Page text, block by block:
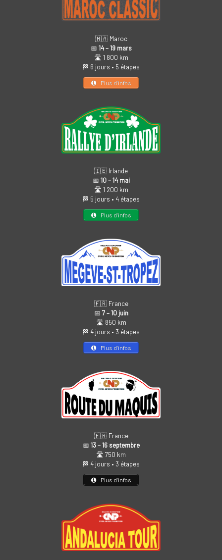
🇲🇦 Maroc
📅 14 – 19 mars
🛣️ 1 800 km
🏁 6 jours • 5 étapes
Plus d’infos
🇮🇪 Irlande
📅 10 – 14 mai
🛣️ 1 200 km
🏁 5 jours • 4 étapes
Plus d’infos
🇫🇷 France
📅 7 – 10 juin
🛣️ 850 km
🏁 4 jours • 3 étapes
Plus d’infos
🇫🇷 France
📅 13 – 16 septembre
🛣️ 750 km
🏁 4 jours • 3 étapes
Plus d’infos